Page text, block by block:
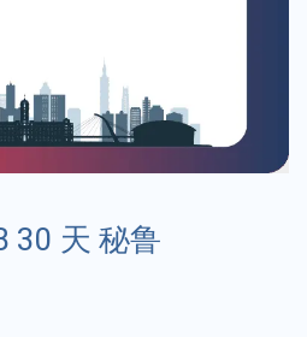
30 天 秘鲁